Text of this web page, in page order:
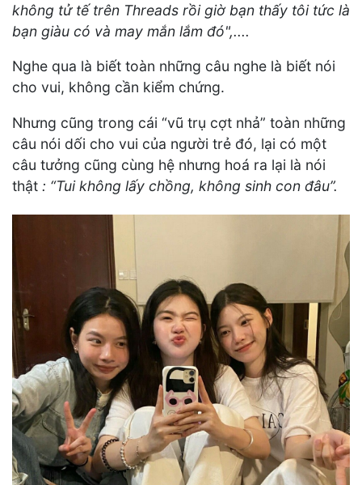
không tử tế trên Threads rồi giờ bạn thấy tôi tức là
bạn giàu có và may mắn lắm đó",....
Nghe qua là biết toàn những câu nghe là biết nói
cho vui, không cần kiểm chứng.
Nhưng cũng trong cái “vũ trụ cợt nhả” toàn những
câu nói dối cho vui của người trẻ đó, lại có một
câu tưởng cũng cùng hệ nhưng hoá ra lại là nói
thật : “Tui không lấy chồng, không sinh con đâu”.